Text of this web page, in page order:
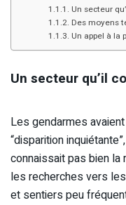
Un secteur
Des moyens
Un appel à la
Un secteur qu’il
Les gendarmes
“disparition
connaissait pas bien la
les recherches vers
et sentiers peu